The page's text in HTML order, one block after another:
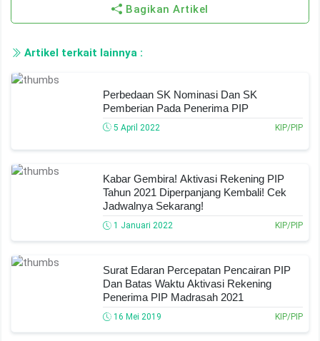
Bagikan Artikel
Artikel terkait lainnya :
Perbedaan SK Nominasi Dan SK
Pemberian Pada Penerima PIP
5 April 2022 KIP/PIP
Kabar Gembira! Aktivasi Rekening PIP
Tahun 2021 Diperpanjang Kembali! Cek
Jadwalnya Sekarang!
1 Januari 2022 KIP/PIP
Surat Edaran Percepatan Pencairan PIP
Dan Batas Waktu Aktivasi Rekening
Penerima PIP Madrasah 2021
16 Mei 2019 KIP/PIP